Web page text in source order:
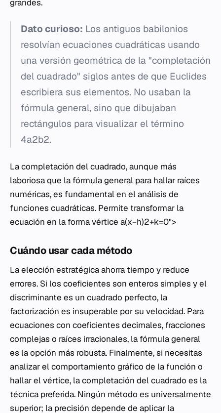
grandes.
Dato curioso: Los antiguos babilonios
resolvían ecuaciones cuadráticas usando
una versión geométrica de la "completación
del cuadrado" siglos antes de que Euclides
escribiera sus elementos. No usaban la
fórmula general, sino que dibujaban
rectángulos para visualizar el término
4a2b2​.
La completación del cuadrado, aunque más
laboriosa que la fórmula general para hallar raíces
numéricas, es fundamental en el análisis de
funciones cuadráticas. Permite transformar la
ecuación en la forma vértice a(x−h)2+k=0">
Cuándo usar cada método
La elección estratégica ahorra tiempo y reduce
errores. Si los coeficientes son enteros simples y el
discriminante es un cuadrado perfecto, la
factorización es insuperable por su velocidad. Para
ecuaciones con coeficientes decimales, fracciones
complejas o raíces irracionales, la fórmula general
es la opción más robusta. Finalmente, si necesitas
analizar el comportamiento gráfico de la función o
hallar el vértice, la completación del cuadrado es la
técnica preferida. Ningún método es universalmente
superior; la precisión depende de aplicar la